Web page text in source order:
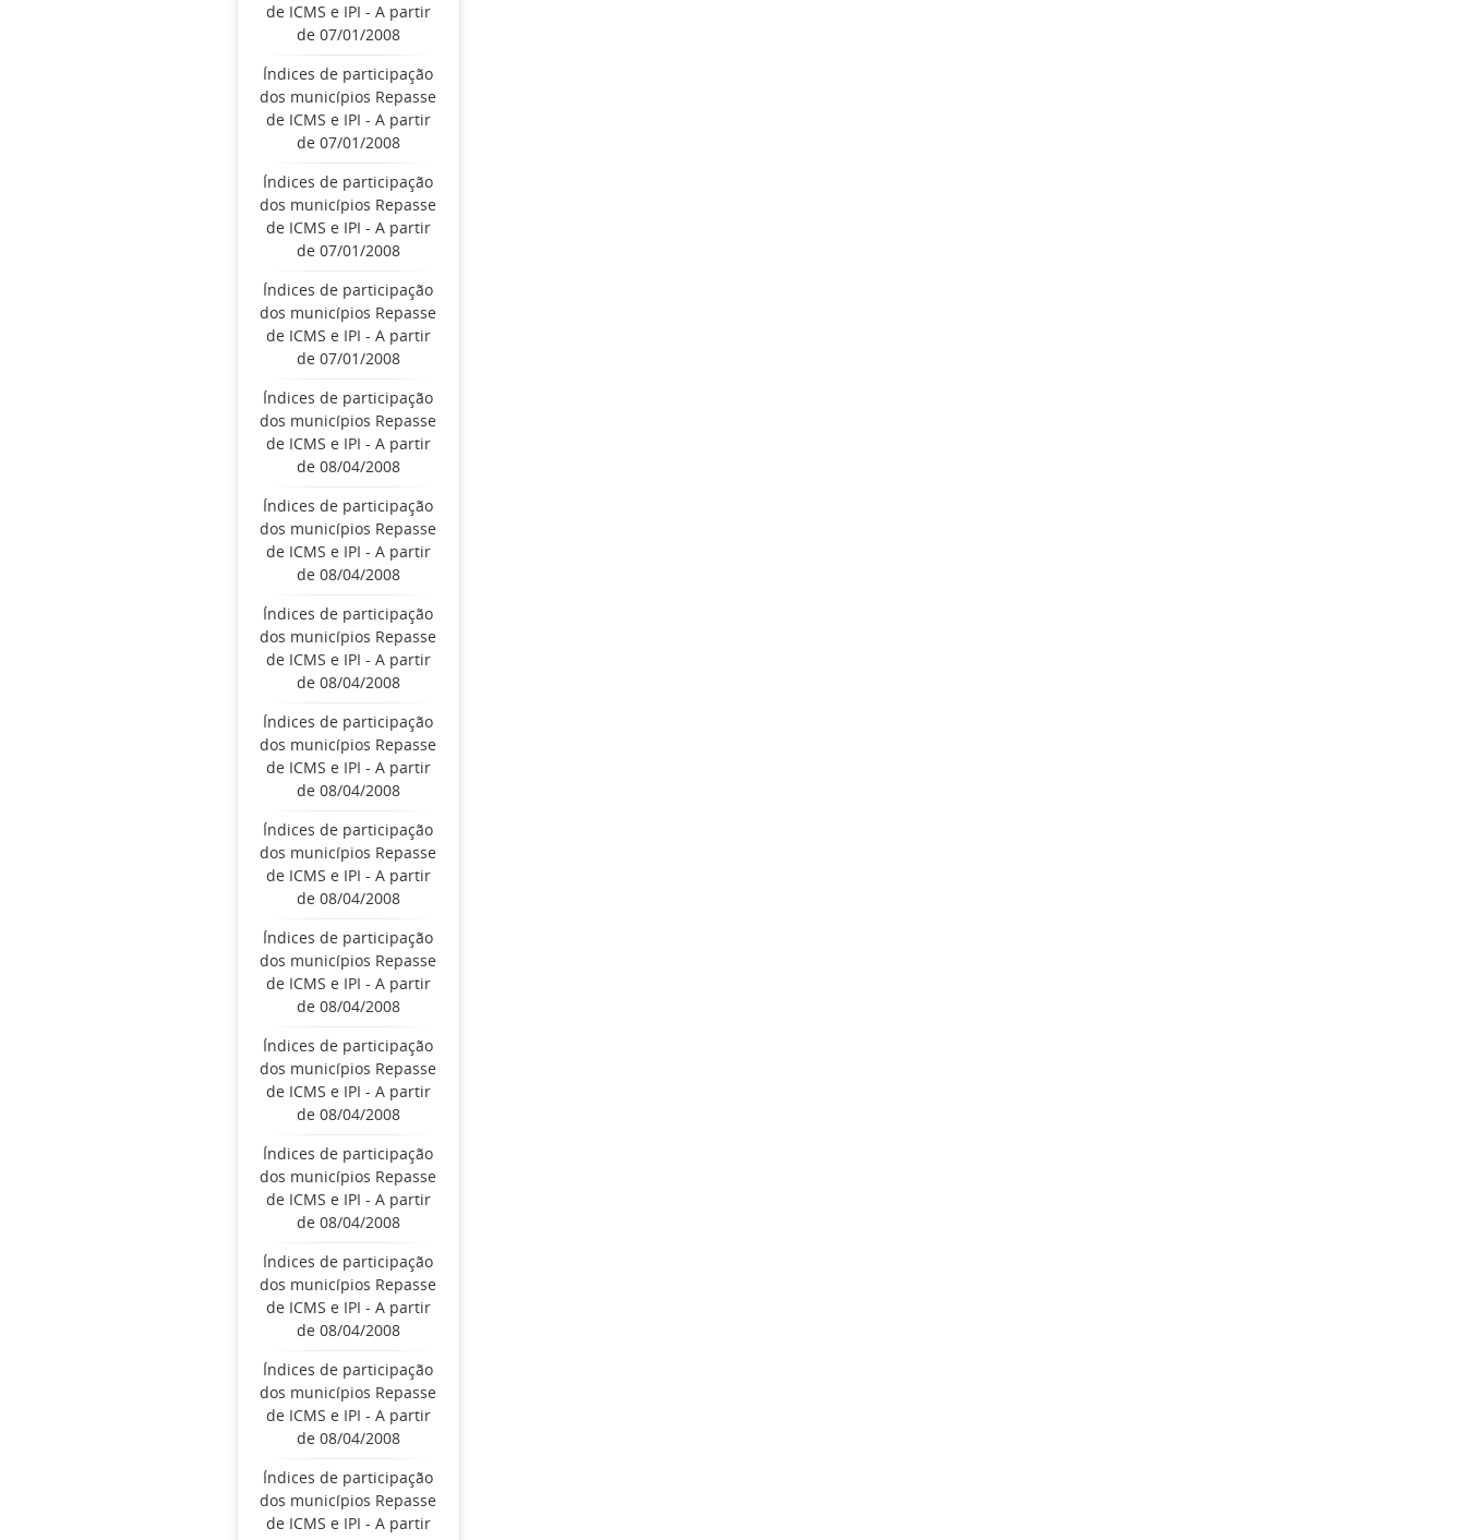
de ICMS e IPI - A partir
de 07/01/2008
Índices de participação
dos municípios Repasse
de ICMS e IPI - A partir
de 07/01/2008
Índices de participação
dos municípios Repasse
de ICMS e IPI - A partir
de 07/01/2008
Índices de participação
dos municípios Repasse
de ICMS e IPI - A partir
de 07/01/2008
Índices de participação
dos municípios Repasse
de ICMS e IPI - A partir
de 08/04/2008
Índices de participação
dos municípios Repasse
de ICMS e IPI - A partir
de 08/04/2008
Índices de participação
dos municípios Repasse
de ICMS e IPI - A partir
de 08/04/2008
Índices de participação
dos municípios Repasse
de ICMS e IPI - A partir
de 08/04/2008
Índices de participação
dos municípios Repasse
de ICMS e IPI - A partir
de 08/04/2008
Índices de participação
dos municípios Repasse
de ICMS e IPI - A partir
de 08/04/2008
Índices de participação
dos municípios Repasse
de ICMS e IPI - A partir
de 08/04/2008
Índices de participação
dos municípios Repasse
de ICMS e IPI - A partir
de 08/04/2008
Índices de participação
dos municípios Repasse
de ICMS e IPI - A partir
de 08/04/2008
Índices de participação
dos municípios Repasse
de ICMS e IPI - A partir
de 08/04/2008
Índices de participação
dos municípios Repasse
de ICMS e IPI - A partir